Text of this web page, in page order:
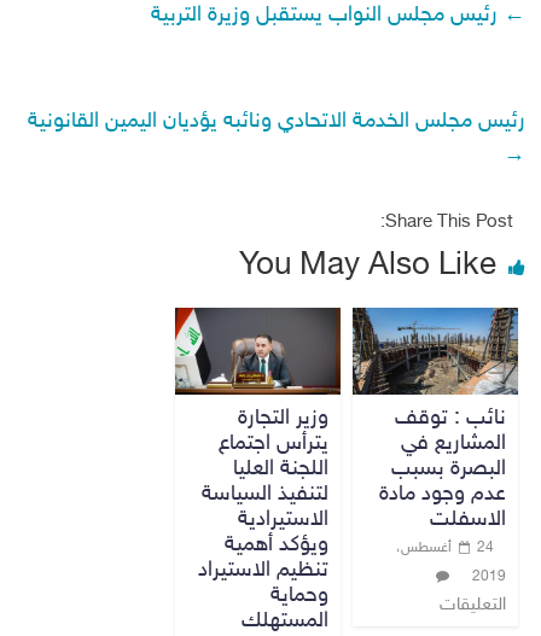
← رئيس مجلس النواب يستقبل وزيرة التربية
رئيس مجلس الخدمة الاتحادي ونائبه يؤديان اليمين القانونية
→
Share This Post:
You May Also Like
نائب : توقف
المشاريع في
البصرة بسبب
عدم وجود مادة
الاسفلت
24 أغسطس،
2019
التعليقات
وزير التجارة
يترأس اجتماع
اللجنة العليا
لتنفيذ السياسة
الاستيرادية
ويؤكد أهمية
تنظيم الاستيراد
وحماية
المستهلك